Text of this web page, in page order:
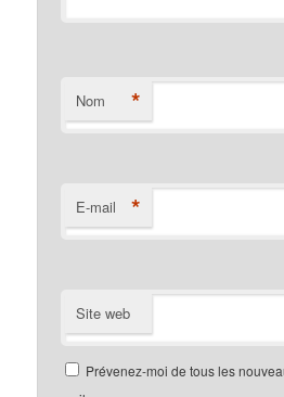
Nom *
E-mail *
Site web
Prévenez-moi de tous les